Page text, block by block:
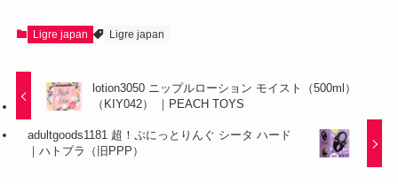
Ligre japan Ligre japan
lotion3050 ニップルローション モイスト（500ml）
（KIY042） ｜PEACH TOYS
adultgoods1181 超！ぷにっとりんぐ シータ ハード
｜ハトプラ（旧PPP）